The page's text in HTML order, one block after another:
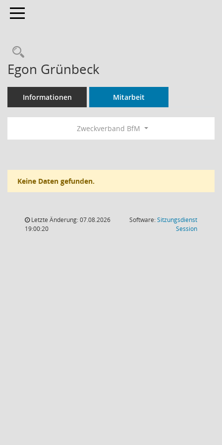
Toggle navigation
Rechercheauswahl
Egon Grünbeck
Informationen Mitarbeit
Zweckverband BfM
Keine Daten gefunden.
Letzte Änderung: 07.08.2026
19:00:20
Software:Sitzungsdienst
Session(Wird in